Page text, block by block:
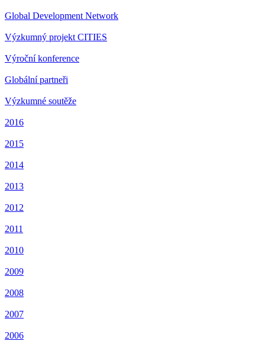
Global Development Network
Výzkumný projekt CITIES
Výroční konference
Globální partneři
Výzkumné soutěže
2016
2015
2014
2013
2012
2011
2010
2009
2008
2007
2006